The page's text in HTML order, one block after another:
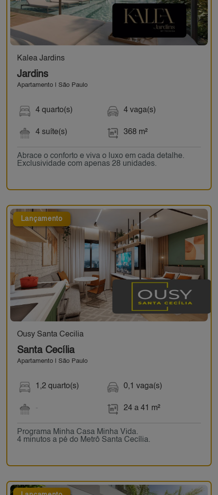
Kalea Jardins
Jardins
Apartamento | São Paulo
4 quarto(s)
4 suíte(s)
4 vaga(s)
368 m²
Abrace o conforto e viva o luxo em cada detalhe.
Exclusividade com apenas 28 unidades.
Lançamento
Ousy Santa Cecilia
Santa Cecília
Apartamento | São Paulo
1,2 quarto(s)
-
0,1 vaga(s)
24 a 41 m²
Programa Minha Casa Minha Vida.
4 minutos a pé do Metrô Santa Cecília.